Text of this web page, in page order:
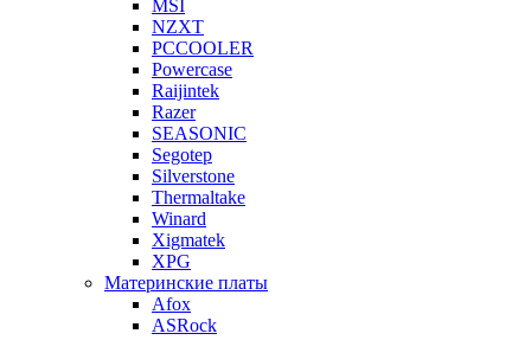
MSI
NZXT
PCCOOLER
Powercase
Raijintek
Razer
SEASONIC
Segotep
Silverstone
Thermaltake
Winard
Xigmatek
XPG
Материнские платы
Afox
ASRock